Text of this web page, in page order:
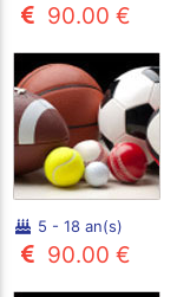
90.00 €
5 - 18 an(s)
90.00 €